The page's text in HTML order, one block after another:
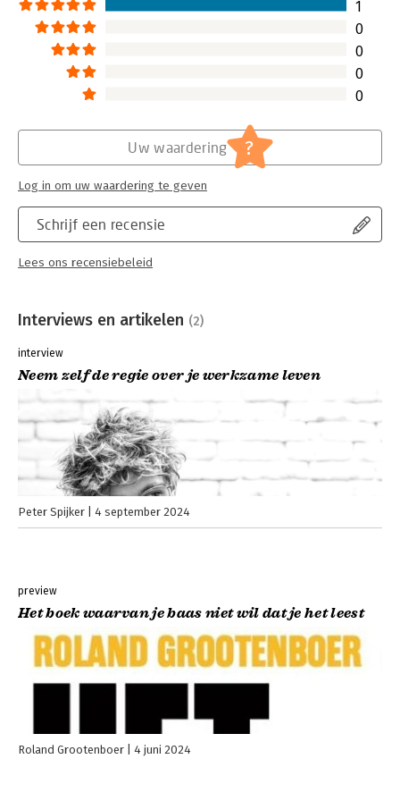
1
0
0
0
0
Schrijf een recensie
Lees ons recensiebeleid
Uw waardering ?
Log in om uw waardering te geven
Interviews en artikelen (2)
interview
Neem zelf de regie over je werkzame leven
Peter Spijker 4 september 2024
preview
Het boek waarvan je baas niet wil dat je het leest
Roland Grootenboer 4 juni 2024